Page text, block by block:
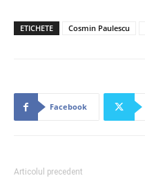
ETICHETE Cosmin Paulescu
Facebook
Articolul precedent